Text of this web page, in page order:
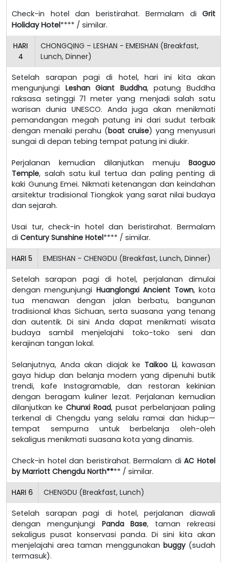
Check-in hotel dan beristirahat. Bermalam di Grit
Holiday Hotel**** / similar.
HARI
4
CHONGQING – LESHAN - EMEISHAN (Breakfast,
Lunch, Dinner)
Setelah sarapan pagi di hotel, hari ini kita akan
mengunjungi Leshan Giant Buddha, patung Buddha
raksasa setinggi 71 meter yang menjadi salah satu
warisan dunia UNESCO. Anda juga akan menikmati
pemandangan megah patung ini dari sudut terbaik
dengan menaiki perahu (boat cruise) yang menyusuri
sungai di depan tebing tempat patung ini diukir.
Perjalanan kemudian dilanjutkan menuju Baoguo
Temple, salah satu kuil tertua dan paling penting di
kaki Gunung Emei. Nikmati ketenangan dan keindahan
arsitektur tradisional Tiongkok yang sarat nilai budaya
dan sejarah.
Usai tur, check-in hotel dan beristirahat. Bermalam
di Century Sunshine Hotel**** / similar.
HARI 5 EMEISHAN - CHENGDU (Breakfast, Lunch, Dinner)
Setelah sarapan pagi di hotel, perjalanan dimulai
dengan mengunjungi Huanglongxi Ancient Town, kota
tua menawan dengan jalan berbatu, bangunan
tradisional khas Sichuan, serta suasana yang tenang
dan autentik. Di sini Anda dapat menikmati wisata
budaya sambil menjelajahi toko-toko seni dan
kerajinan tangan lokal.
Selanjutnya, Anda akan diajak ke Taikoo Li, kawasan
gaya hidup dan belanja modern yang dipenuhi butik
trendi, kafe Instagramable, dan restoran kekinian
dengan beragam kuliner lezat. Perjalanan kemudian
dilanjutkan ke Chunxi Road, pusat perbelanjaan paling
terkenal di Chengdu yang selalu ramai dan hidup—
tempat sempurna untuk berbelanja oleh-oleh
sekaligus menikmati suasana kota yang dinamis.
Check-in hotel dan beristirahat. Bermalam diAC Hotel
by Marriott Chengdu North**** / similar.
HARI 6 CHENGDU (Breakfast, Lunch)
Setelah sarapan pagi di hotel, perjalanan diawali
dengan mengunjungi Panda Base, taman rekreasi
sekaligus pusat konservasi panda. Di sini kita akan
menjelajahi area taman menggunakan buggy(sudah
termasuk).